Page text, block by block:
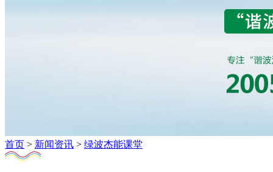
首页 > 新闻资讯 > 绿波杰能课堂